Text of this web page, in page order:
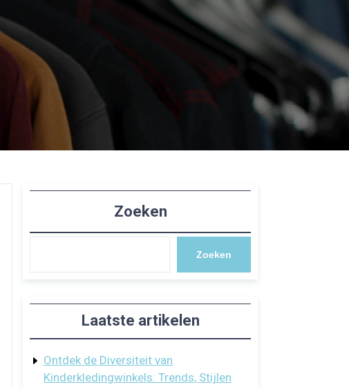
Zoeken
Zoeken
Laatste artikelen
Ontdek de Diversiteit van
Kinderkledingwinkels: Trends, Stijlen